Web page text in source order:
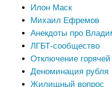
Илон Маск
Михаил Ефремов
Анекдоты про
ЛГБТ-сообщество
Отключение
Деноминация рубля
Жилищный вопрос